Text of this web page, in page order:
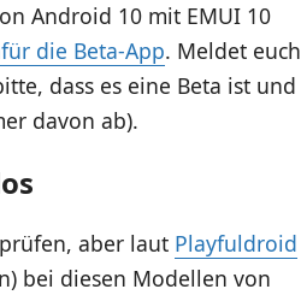
Android 10 mit EMUI 10
die Beta-App. Meldet euch
dass es eine Beta ist und
davon ab).
aber laut Playfuldroid
bei diesen Modellen von